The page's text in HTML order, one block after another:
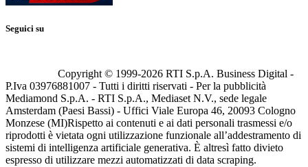
Seguici su
Copyright © 1999-2026 RTI S.p.A. Business Digital -
P.Iva 03976881007 - Tutti i diritti riservati - Per la pubblicità
Mediamond S.p.A. - RTI S.p.A., Mediaset N.V., sede legale
Amsterdam (Paesi Bassi) - Uffici Viale Europa 46, 20093 Cologno
Monzese (MI)Rispetto ai contenuti e ai dati personali trasmessi e/o
riprodotti è vietata ogni utilizzazione funzionale all’addestramento di
sistemi di intelligenza artificiale generativa. È altresì fatto divieto
espresso di utilizzare mezzi automatizzati di data scraping.